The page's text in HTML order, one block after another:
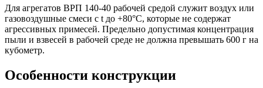
Для агрегатов ВРП 140-40 рабочей средой служит воздух или
газовоздушные смеси с t до +80°С, которые не содержат
агрессивных примесей. Предельно допустимая концентрация
пыли и взвесей в рабочей среде не должна превышать 600 г на
кубометр.
Особенности конструкции